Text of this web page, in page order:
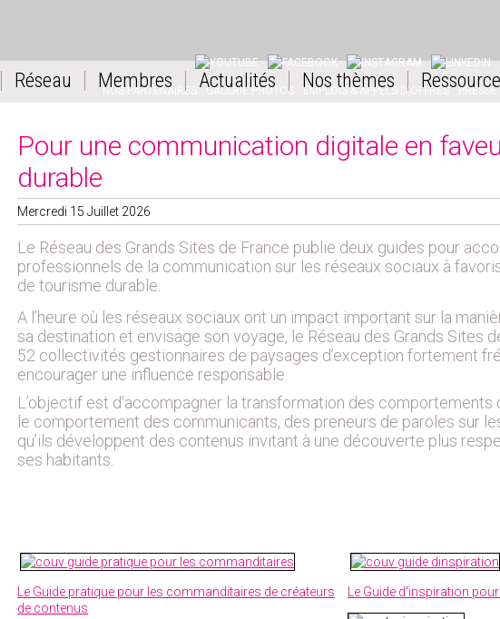
NOS PARTENAIRES GALERIE PHOTOS EMPLOIS & APPELS D'OFFRES PRESSE
Réseau Membres Actualités Nos thèmes
Pour une communication digitale en
durable
Mercredi 15 Juillet 2026
Le Réseau des Grands Sites de France publie deux guides pour
professionnels de la communication sur les réseaux sociaux à
de tourisme durable.
A l’heure où les réseaux sociaux ont un impact important sur la
sa destination et envisage son voyage, le Réseau des Grands Sites
52 collectivités gestionnaires de paysages d’exception fortement
encourager une influence responsable.
L’objectif est d’accompagner la transformation des comportements
le comportement des communicants, des preneurs de paroles sur
qu’ils développent des contenus invitant à une découverte plus
ses habitants.
Le Guide pratique pour les commanditaires de créateurs
de contenus
Le Guide d'inspiration